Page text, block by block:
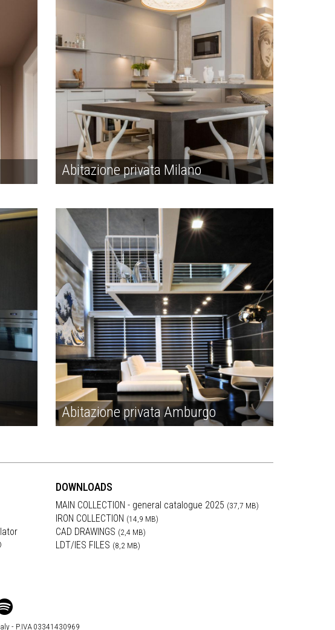
Abitazione privata Milano
Abitazione privata Amburgo
DOWNLOADS
MAIN COLLECTION - general catalogue 2025 (37,7 MB)
IRON COLLECTION (14,9 MB)
CAD DRAWINGS (2,4 MB)
LDT/IES FILES (8,2 MB)
- P.IVA 03341430969